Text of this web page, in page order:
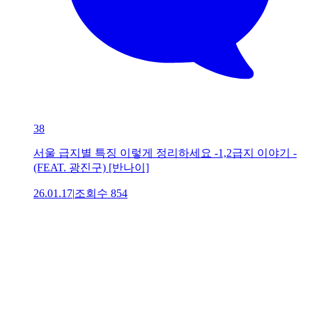
38
서울 급지별 특징 이렇게 정리하세요 -1,2급지 이야기 -
(FEAT. 광진구) [반나이]
26.01.17|조회수 854